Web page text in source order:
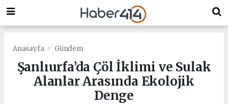
Anasayfa Gündem
Şanlıurfa’da Çöl İklimi ve Sulak
Alanlar Arasında Ekolojik
Denge